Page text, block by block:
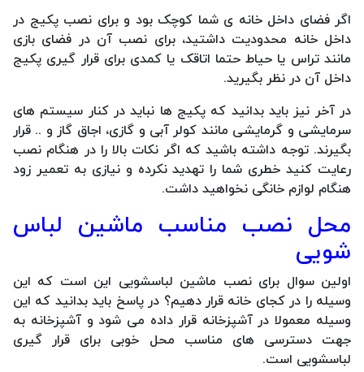
اگر فضای داخل خانه ی شما کوچک بود و برای نصب پکیج در
داخل خانه محدودیت داشتید، برای نصب آن در فضای بازی
مانند تراس یا حیاط حتما اتاقک یا کمدی برای قرار گیری پکیج
داخل آن در نظر بگیرید.
در آخر نیز باید بدانید که پکیج ها نباید در کنار سیستم های
سرمایشی و گرمایشی مانند کولر آبی و گازی، اجاق گاز و .. قرار
بگیرند. توجه داشته باشید که اگر نکات بالا را در هنگام نصب
رعایت کنید خطری شما را تهدید نکرده و نیازی به تعمیر زود
هنگام لوازم خانگی نخواهید داشت.
محل نصب مناسب ماشین لباس
شویی
اولین سوال برای نصب ماشین لباسشویی این است که این
وسیله را در کجای خانه قرار دهیم؟ در پاسخ باید بدانید که این
وسیله معمولا در آشپزخانه قرار داده می شود و آشپزخانه به
جهت دسترسی های مناسب محل خوبی برای قرار گیری
لباسشویی است.